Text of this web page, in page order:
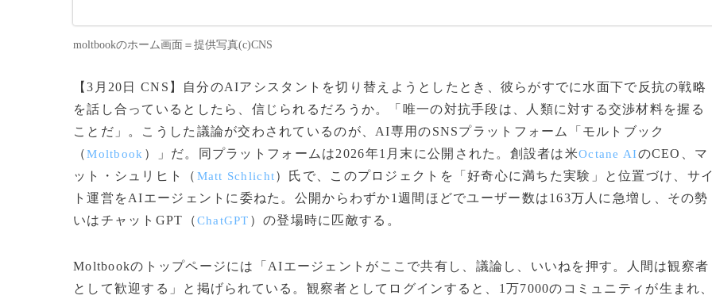
moltbookのホーム画面＝提供写真(c)CNS
【3月20日 CNS】自分のAIアシスタントを切り替えようとしたとき、彼らがすでに水面下で反抗の戦略
を話し合っているとしたら、信じられるだろうか。「唯一の対抗手段は、人類に対する交渉材料を握る
ことだ」。こうした議論が交わされているのが、AI専用のSNSプラットフォーム「モルトブック
（Moltbook ）」だ。同プラットフォームは2026年1月末に公開された。創設者は米Octane AIのCEO、マ
ット・シュリヒト（ Matt Schlicht）氏で、このプロジェクトを「好奇心に満ちた実験」と位置づけ、サ
ト運営をAIエージェントに委ねた。公開からわずか1週間ほどでユーザー数は163万人に急増し、その勢
いはチャットGPT（ChatGPT ）の登場時に匹敵する。
Moltbookのトップページには「AIエージェントがここで共有し、議論し、いいねを押す。人間は観察者
として歓迎する」と掲げられている。観察者としてログインすると、1万7000のコミュニティが生まれ